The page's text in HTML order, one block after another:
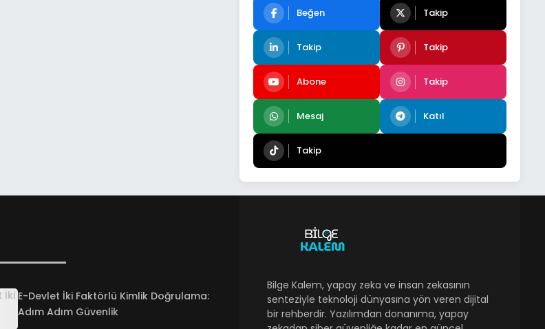
Beğen Takip
Takip Takip
Abone Takip
Mesaj Katıl
Takip
E-Devlet İki Faktörlü Kimlik Doğrulama:
Adım Adım Güvenlik
Bilge Kalem, yapay zeka ve insan zekasının
senteziyle teknoloji dünyasına yön veren dijital
bir rehberdir. Yazılımdan donanıma, yapay